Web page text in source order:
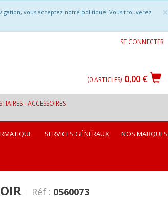
×
vous acceptez notre politique. Vous trouverez
SE CONNECTER
0,00 €
0ARTICLES
- ACCESSOIRES
SERVICES GÉNÉRAUX NOS MARQUES
Réf : 0560073